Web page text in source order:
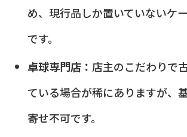
め、現行品しか置いていないケ
です。
卓球専門店： 店主のこだわりで
ている場合が稀にありますが、
寄せ不可です。